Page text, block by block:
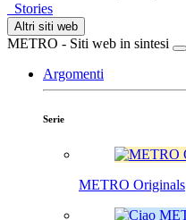
Stories
Altri siti web
METRO - Siti web in sintesi
Argomenti
Serie
METRO Originals